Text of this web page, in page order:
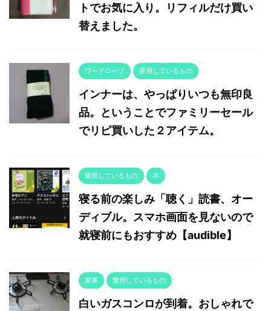
トでお気に入り。リフィルだけ買い
替えました。
ワードローブ 愛用しているもの
インナーは、やっぱりいつも無印良
品。ということでファミリーセール
でリピ買いした２アイテム。
愛用しているもの 本
寝る前の楽しみ「聴く」読書、オー
ディブル。スマホ画面を見ないので
就寝前にもおすすめ【audible】
家事 愛用しているもの
白いガスコンロが到着。おしゃれで